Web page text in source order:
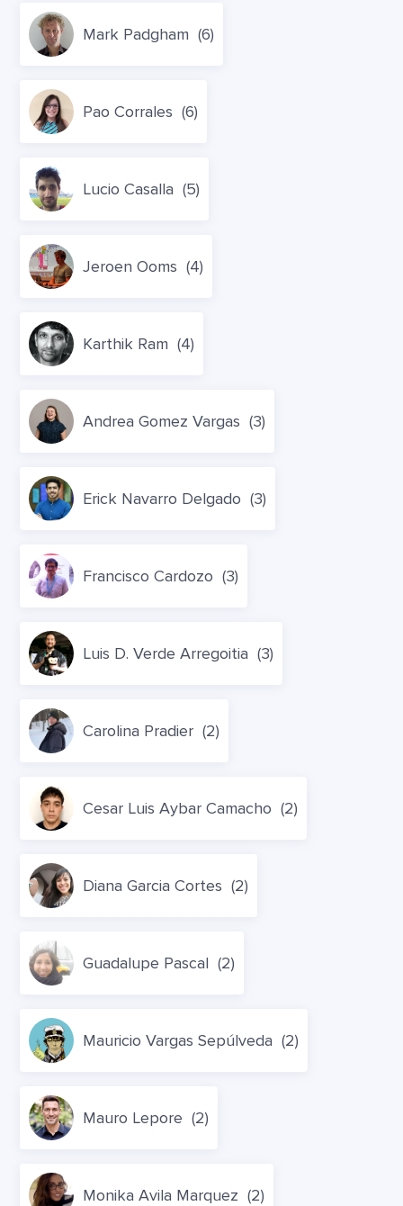
Mark Padgham (6)
Pao Corrales (6)
Lucio Casalla (5)
Jeroen Ooms (4)
Karthik Ram (4)
Andrea Gomez Vargas (3)
Erick Navarro Delgado (3)
Francisco Cardozo (3)
Luis D. Verde Arregoitia (3)
Carolina Pradier (2)
Cesar Luis Aybar Camacho (2)
Diana Garcia Cortes (2)
Guadalupe Pascal (2)
Mauricio Vargas Sepúlveda (2)
Mauro Lepore (2)
Monika Avila Marquez (2)